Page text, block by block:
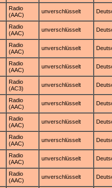
Radio
(AAC)
unverschlüsselt
Radio
(AAC)
unverschlüsselt
Radio
(AAC)
unverschlüsselt
Radio
(AAC)
unverschlüsselt
Radio
(AC3)
unverschlüsselt
Radio
(AAC)
unverschlüsselt
Radio
(AAC)
unverschlüsselt
Radio
(AAC)
unverschlüsselt
Radio
(AAC)
unverschlüsselt
Radio
(AAC)
unverschlüsselt